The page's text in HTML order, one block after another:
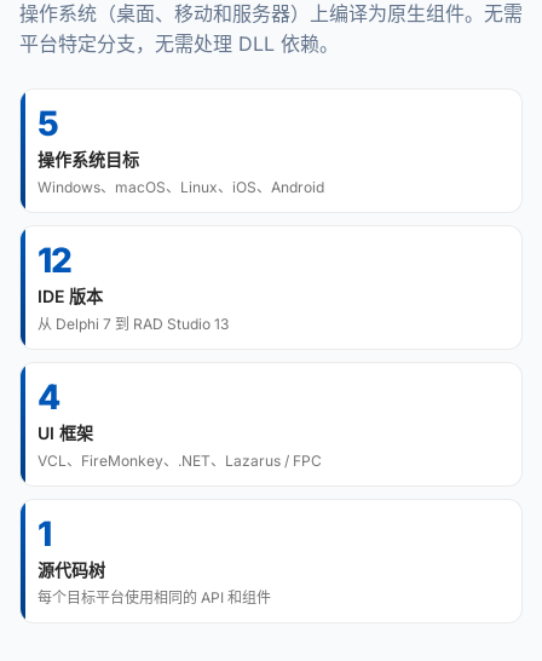
操作系统（桌面、移动和服务器）上编译为原生组件。无需
平台特定分支，无需处理 DLL 依赖。
5
操作系统目标
Windows、macOS、Linux、iOS、Android
12
IDE 版本
从 Delphi 7 到 RAD Studio 13
4
UI 框架
VCL、FireMonkey、.NET、Lazarus / FPC
1
源代码树
每个目标平台使用相同的 API 和组件